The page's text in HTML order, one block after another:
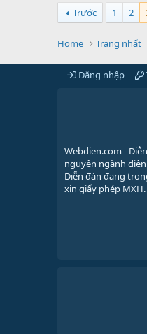
Trước 1 2
Home Trang nhất
Đăng nhập
Webdien.com -
nguyên ngành
Diễn đàn đang
xin giấy phép MXH.